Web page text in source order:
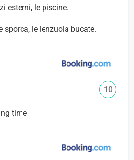
esterni, le piscine.
sporca, le lenzuola bucate.
time
10